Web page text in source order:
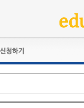
교육훈련